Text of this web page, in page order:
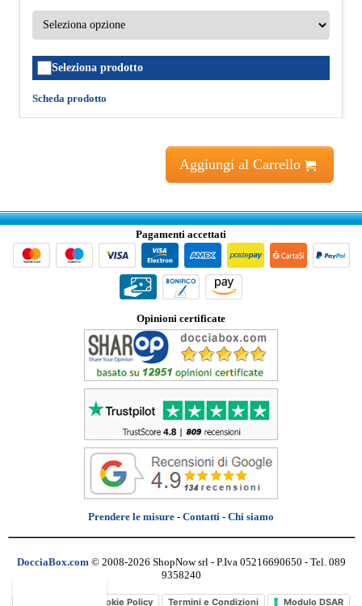
Seleziona prodotto
Scheda prodotto
Aggiungi al Carrello
Pagamenti accettati
Opinioni certificate
Prendere le misure - Contatti - Chi siamo
DocciaBox.com © 2008-2026 ShopNow srl - P.Iva 05216690650 - Tel. 089
9358240
Cookie Policy Termini e Condizioni Modulo DSAR